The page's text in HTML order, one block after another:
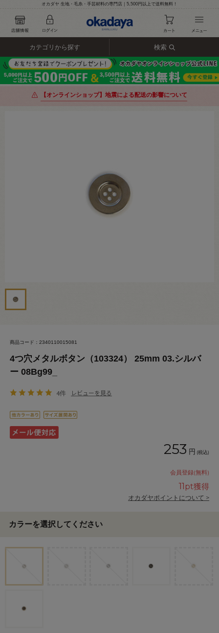
オカダヤ 生地・毛糸・手芸材料の専門店｜5,500円以上で送料無料！
カテゴリから探す 検索
【オンラインショップ】地震による配送の影響について
商品コード：2340110015081
4つ穴メタルボタン（103324） 25mm 03.シルバ
ー 08Bg99_
4件 レビューを見る
253 円 (税込)
会員登録(無料)
11pt獲得
オカダヤポイントについて >
カラーを選択してください